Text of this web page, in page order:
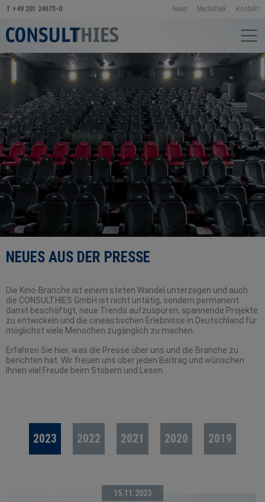
T +49 201 24675-0 News Mediathek Kontakt
NEUES AUS DER PRESSE
Die Kino-Branche ist einem steten Wandel unterzogen und auch
die CONSULTHIES GmbH ist nicht untätig, sondern permanent
damit beschäftigt, neue Trends aufzuspüren, spannende Projekte
zu entwickeln und die cineastischen Erlebnisse in Deutschland für
möglichst viele Menschen zugänglich zu machen.
Erfahren Sie hier, was die Presse über uns und die Branche zu
berichten hat. Wir freuen uns über jeden Beitrag und wünschen
Ihnen viel Freude beim Stöbern und Lesen.
2023 2022 2021 2020 2019
15.11.2023